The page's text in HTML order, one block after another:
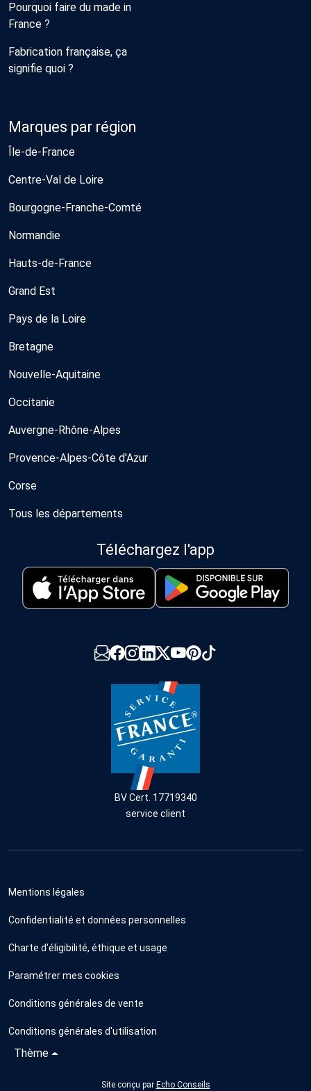
Pourquoi faire du made in
France ?
Fabrication française, ça
signifie quoi ?
Marques par région
Île-de-France
Centre-Val de Loire
Bourgogne-Franche-Comté
Normandie
Hauts-de-France
Grand Est
Pays de la Loire
Bretagne
Nouvelle-Aquitaine
Occitanie
Auvergne-Rhône-Alpes
Provence-Alpes-Côte d'Azur
Corse
Tous les départements
Téléchargez l'app
BV Cert. 17719340
service client
Mentions légales
Confidentialité et données personnelles
Charte d'éligibilité, éthique et usage
Paramétrer mes cookies
Conditions générales de vente
Conditions générales d'utilisation
Thème
Site conçu par Echo Conseils